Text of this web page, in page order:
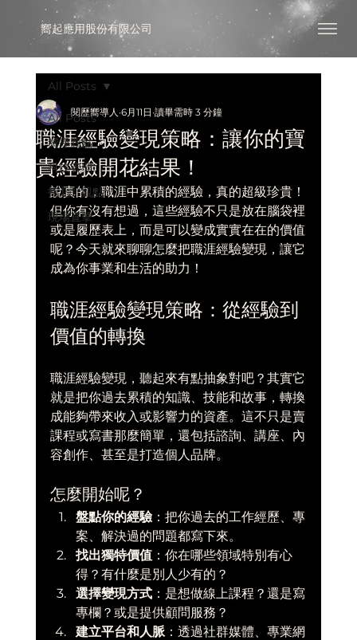
​嚮起應用股份有限公司
All Posts
嚮導觀點
科技管理
指北針觀點
現場直擊
All Posts
職涯經驗變現策略：讓你的寶
貴經驗開花結果！
閱歷嚮導人 6月11日 讀畢需時 3 分鐘
說真的，職涯中累積的經驗，真的超級珍貴！
但你有沒有想過，這些經驗不只是放在腦袋裡
或是履歷表上，而是可以變成實實在在的價值
呢？今天就來聊聊怎麼把職涯經驗變現，讓它
成為你事業和生活的助力！
職涯經驗變現策略：從經驗到
價值的轉換
職涯經驗變現，聽起來有點抽象對吧？其實它
就是把你過去累積的知識、技能和故事，轉換
成能夠帶來收入或影響力的資產。這不只是賣
課程或寫書那麼簡單，還包括諮詢、講座、內
容創作、甚至是打造個人品牌。
怎麼開始呢？
盤點你的經驗：把你過去的工作經歷、專
案、解決過的問題都寫下來。
找出獨特價值：你在哪些領域特別有心
得？有什麼是別人少有的？
選擇變現方式：是想做線上課程？還是寫
專欄？或是提供顧問服務？
建立平台和人脈：透過社群媒體、專業網